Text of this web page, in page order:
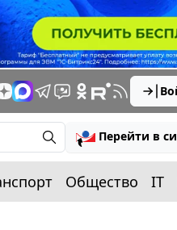
Перейти в
Общество IT